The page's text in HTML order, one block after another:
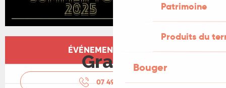
Patrimoine
Produits du
Bouger
Ouverture et coordonnées
ÉVÉNEMENT TERMINÉ
Gratuit
07 49 57 39▒▒